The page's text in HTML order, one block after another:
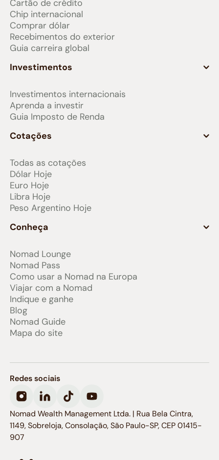
Cartão de crédito
Chip internacional
Comprar dólar
Recebimentos do exterior
Guia carreira global
Investimentos
Investimentos internacionais
Aprenda a investir
Guia Imposto de Renda
Cotações
Todas as cotações
Dólar Hoje
Euro Hoje
Libra Hoje
Peso Argentino Hoje
Conheça
Nomad Lounge
Nomad Pass
Como usar a Nomad na Europa
Viajar com a Nomad
Indique e ganhe
Blog
Nomad Guide
Mapa do site
Redes sociais
Nomad Wealth Management Ltda. | Rua Bela Cintra,
1149, Sobreloja, Consolação, São Paulo-SP, CEP 01415-
907